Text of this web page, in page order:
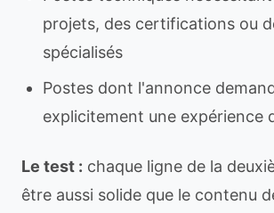
projets, des certifications ou
spécialisés
Postes dont l'annonce
explicitement une expérience
Le test : chaque ligne de la
être aussi solide que le contenu